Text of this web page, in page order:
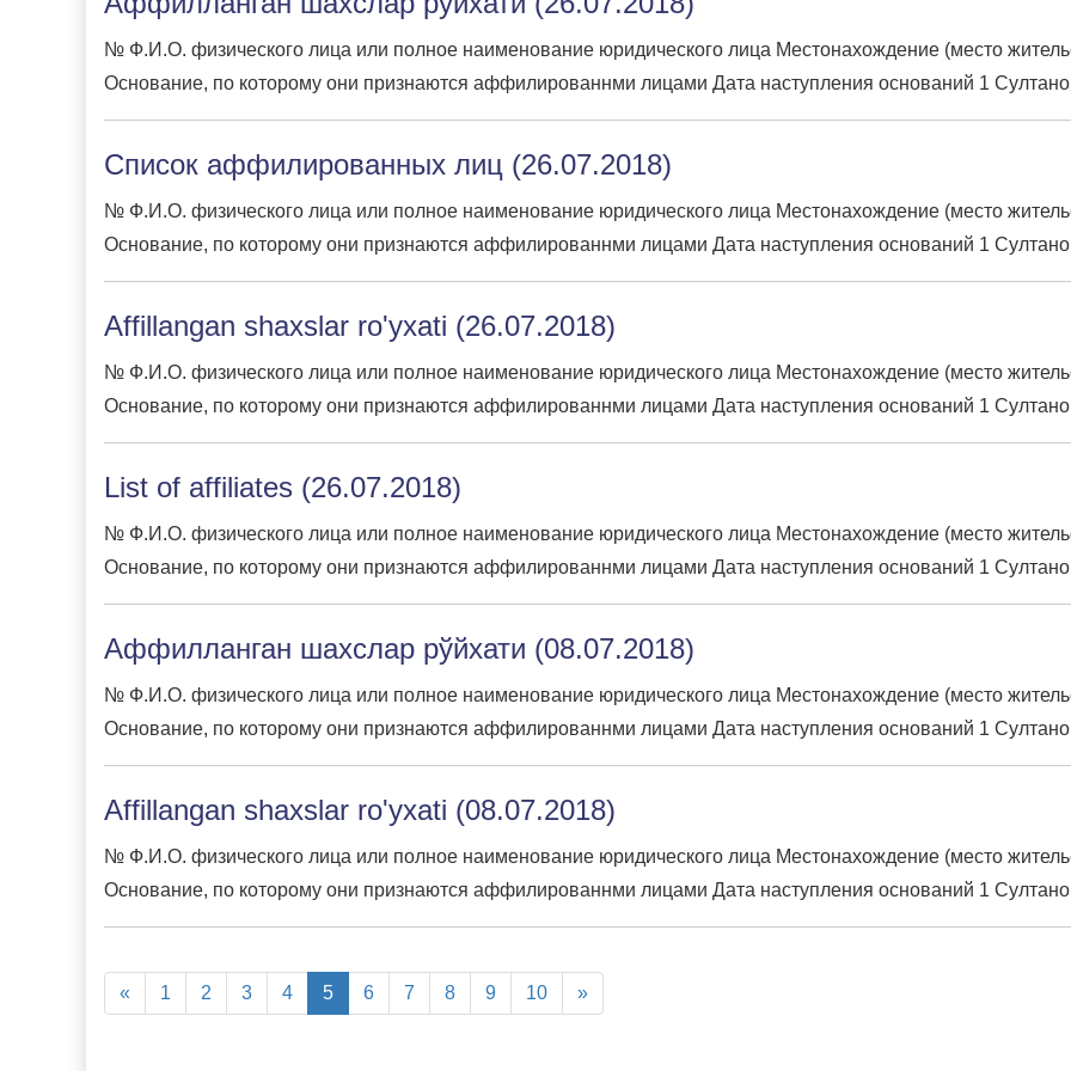
№ Ф.И.О. физического лица или полное наименование юридического лица Местонахождение (место
Основание, по которому они признаются аффилированнми лицами Дата наступления оснований 1
Список аффилированных лиц (26.07.2018)
№ Ф.И.О. физического лица или полное наименование юридического лица Местонахождение (место
Основание, по которому они признаются аффилированнми лицами Дата наступления оснований 1
Affillangan shaxslar ro'yxati (26.07.2018)
№ Ф.И.О. физического лица или полное наименование юридического лица Местонахождение (место
Основание, по которому они признаются аффилированнми лицами Дата наступления оснований 1
List of affiliates (26.07.2018)
№ Ф.И.О. физического лица или полное наименование юридического лица Местонахождение (место
Основание, по которому они признаются аффилированнми лицами Дата наступления оснований 1
Аффилланган шахслар рўйхати (08.07.2018)
№ Ф.И.О. физического лица или полное наименование юридического лица Местонахождение (место
Основание, по которому они признаются аффилированнми лицами Дата наступления оснований 1
Affillangan shaxslar ro'yxati (08.07.2018)
№ Ф.И.О. физического лица или полное наименование юридического лица Местонахождение (место
Основание, по которому они признаются аффилированнми лицами Дата наступления оснований 1
« 1 2 3 4 5 6 7 8 9 10 »